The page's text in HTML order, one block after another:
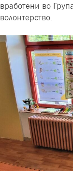
вработени во
волонтерство.